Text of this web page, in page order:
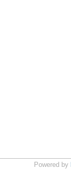
Powered by